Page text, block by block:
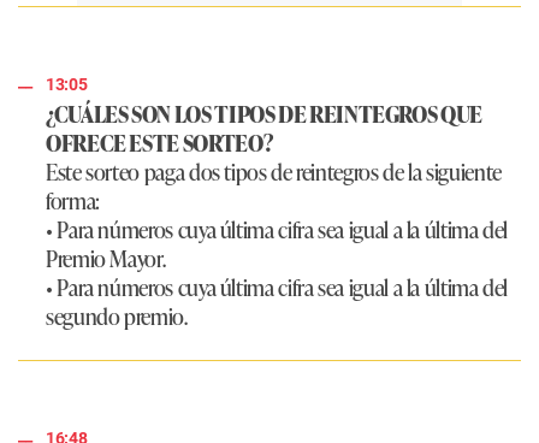
13:05
¿CUÁLES SON LOS TIPOS DE REINTEGROS QUE
OFRECE ESTE SORTEO?
Este sorteo paga dos tipos de reintegros de la siguiente
forma:
• Para números cuya última cifra sea igual a la última del
Premio Mayor.
• Para números cuya última cifra sea igual a la última del
segundo premio.
16:48